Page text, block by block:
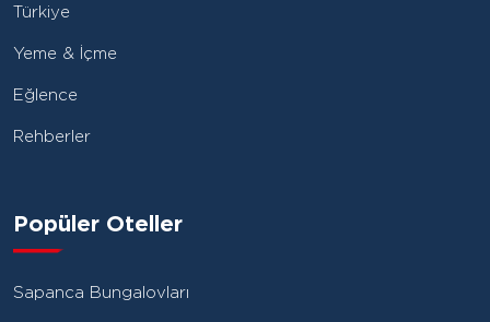
Türkiye
Yeme & İçme
Eğlence
Rehberler
Popüler Oteller
Sapanca Bungalovları